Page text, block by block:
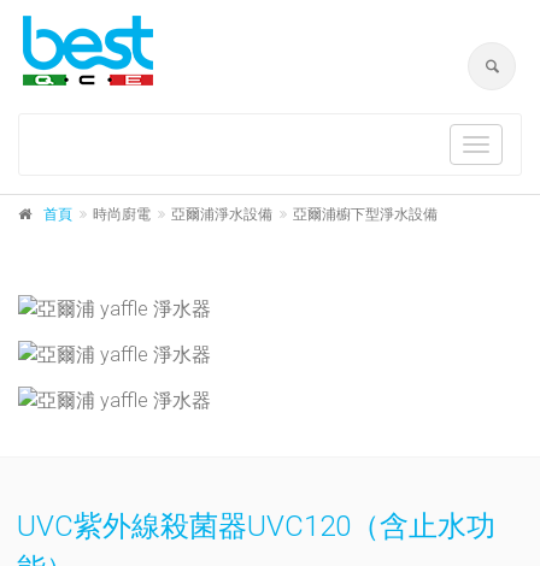
Toggle
首頁 時尚廚電 亞爾浦淨水設備 亞爾浦櫥下型淨水設備
UVC紫外線殺菌器UVC120（含止水功